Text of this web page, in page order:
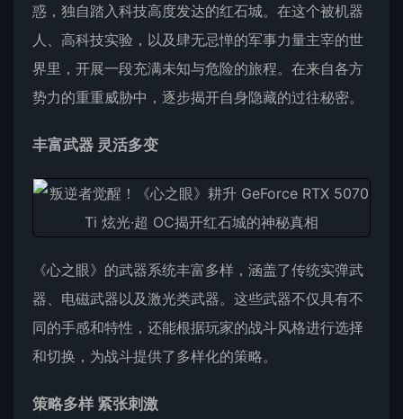
惑，独自踏入科技高度发达的红石城。在这个被机器
人、高科技实验，以及肆无忌惮的军事力量主宰的世
界里，开展一段充满未知与危险的旅程。在来自各方
势力的重重威胁中，逐步揭开自身隐藏的过往秘密。
丰富武器 灵活多变
《心之眼》的武器系统丰富多样，涵盖了传统实弹武
器、电磁武器以及激光类武器。这些武器不仅具有不
同的手感和特性，还能根据玩家的战斗风格进行选择
和切换，为战斗提供了多样化的策略。
策略多样 紧张刺激